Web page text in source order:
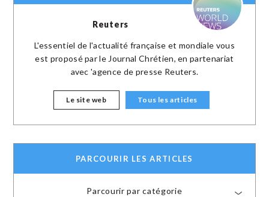
Reuters
L'essentiel de l'actualité française et mondiale vous
est proposé par le Journal Chrétien, en partenariat
avec 'agence de presse Reuters.
Le site web Tous les articles
PARCOURIR LES ARTICLES
Parcourir par catégorie